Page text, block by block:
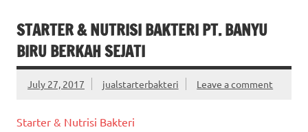
STARTER & NUTRISI BAKTERI PT. BANYU
BIRU BERKAH SEJATI
July 27, 2017 jualstarterbakteri Leave a comment
Starter & Nutrisi Bakteri